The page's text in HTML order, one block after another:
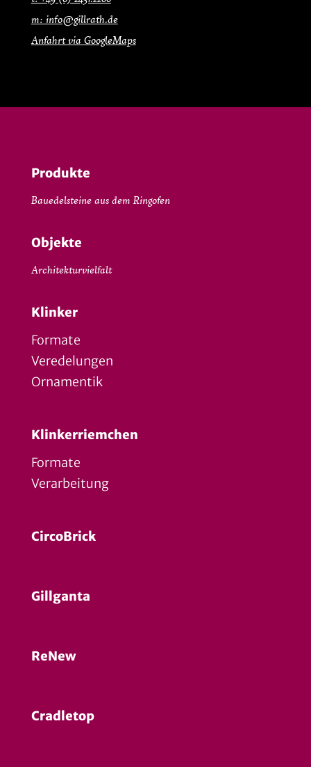
m: info@gillrath.de
Anfahrt via GoogleMaps
Produkte
Bauedelsteine aus dem Ringofen
Objekte
Architekturvielfalt
Klinker
Formate
Veredelungen
Ornamentik
Klinkerriemchen
Formate
Verarbeitung
CircoBrick
Gillganta
ReNew
Cradletop